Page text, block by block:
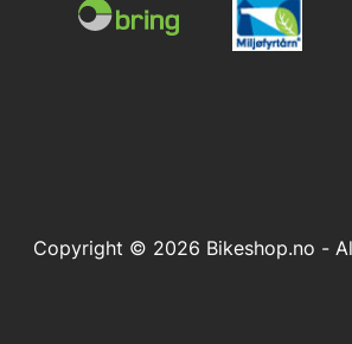
Copyright © 2026 Bikeshop.no -